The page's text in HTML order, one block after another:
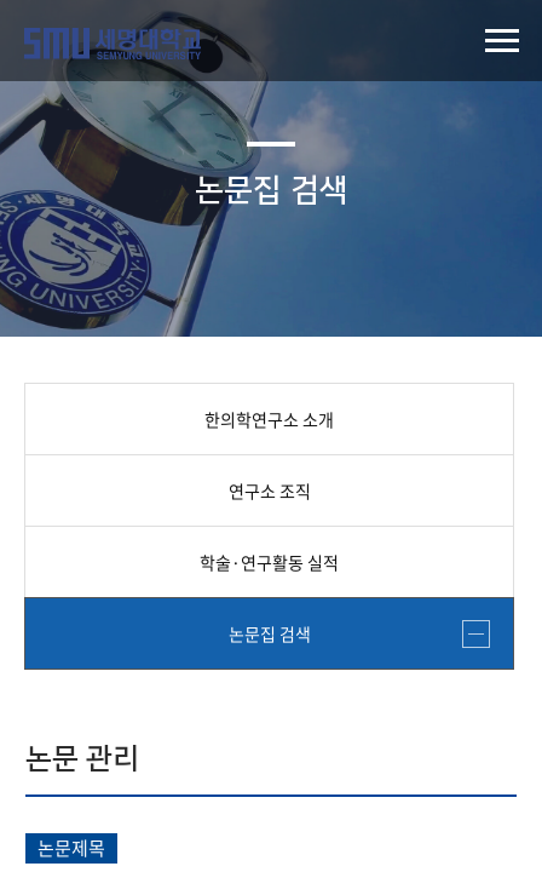
논문집 검색
한의학연구소 소개
연구소 조직
학술·연구활동 실적
논문집 검색
논문 관리
논문제목